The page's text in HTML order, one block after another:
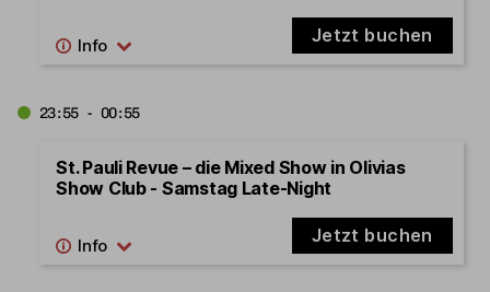
Jetzt buchen
23:55 - 00:55
St. Pauli Revue – die Mixed Show in Olivias
Show Club - Samstag Late-Night
Jetzt buchen